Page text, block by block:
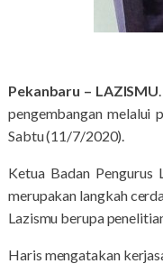
Pekanbaru – LAZISMU
pengembangan melalui
Sabtu (11/7/2020).
Ketua Badan
merupakan langkah
Lazismu berupa
Haris mengatakan